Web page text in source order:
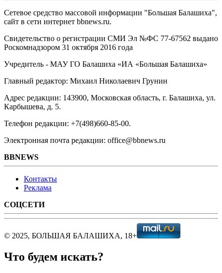
Сетевое средство массовой информации "Большая Балашиха",
сайт в сети интернет bbnews.ru.
Свидетельство о регистрации СМИ Эл №ФС ‎77-67562 выдано
Роскомнадзором 31 октября 2016 года
Учредитель - МАУ ГО Балашиха «ИА «Большая Балашиха»
Главный редактор: Михаил Николаевич Грунин
Адрес редакции: 143900, Московская область, г. Балашиха, ул.
Карбышева, д. 5.
Телефон редакции: +7(498)660-85-00.
Электронная почта редакции: office@bbnews.ru
BBNEWS
Контакты
Реклама
СОЦСЕТИ
© 2025, БОЛЬШАЯ БАЛАШИХА, 18+
Что будем искать?